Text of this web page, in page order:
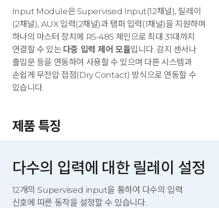
Input Module은 Supervised Input(12채널), 릴레이
(2채널), AUX 입력(2채널)과 탬퍼 입력(1채널)을 지원하며
하나의 마스터 장치에 RS-485 체인으로 최대 31대까지
연결할 수 있는 다중 입력 제어 모듈입니다. 감지 센서나
출입문 등을 연동하여 사용할 수 있으며 다른 시스템과
손쉽게 무전압 접점(Dry Contact) 방식으로 연동할 수
있습니다.
제품 특징
다수의 입력에 대한 릴레이 설정
12개의 Supervised input을 통하여 다수의 입력
신호에 따른 동작을 설정할 수 있습니다.